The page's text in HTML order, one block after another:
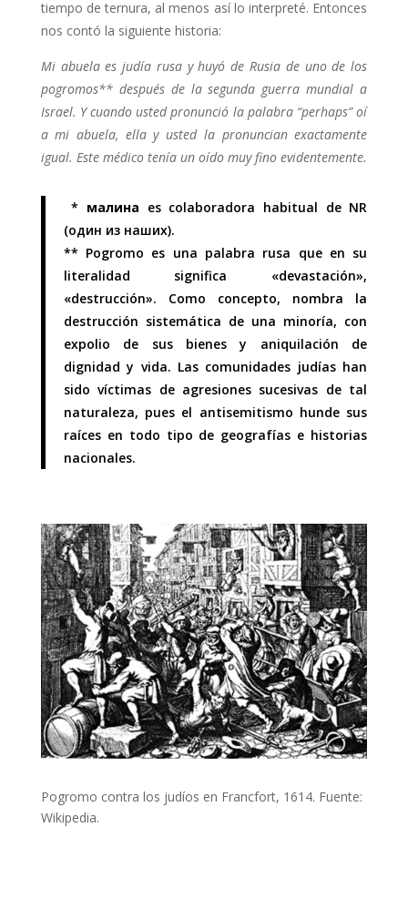
tiempo de ternura, al menos así lo interpreté. Entonces
nos contó la siguiente historia:
Mi abuela es judía rusa y huyó de Rusia de uno de los
pogromos** después de la segunda guerra mundial a
Israel. Y cuando usted pronunció la palabra “perhaps” oí
a mi abuela, ella y usted la pronuncian exactamente
igual. Este médico tenía un oído muy fino evidentemente.
* малина es colaboradora habitual de NR
(один из наших).
** Pogromo es una palabra rusa que en su
literalidad significa «devastación»,
«destrucción». Como concepto, nombra la
destrucción sistemática de una minoría, con
expolio de sus bienes y aniquilación de
dignidad y vida. Las comunidades judías han
sido víctimas de agresiones sucesivas de tal
naturaleza, pues el antisemitismo hunde sus
raíces en todo tipo de geografías e historias
nacionales.
Pogromo contra los judíos en Francfort, 1614. Fuente:
Wikipedia.